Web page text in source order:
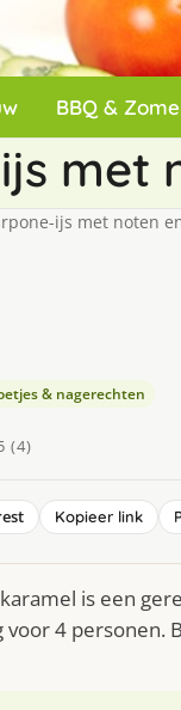
BBQ &
met
ijs met noten
& nagerechten
(4)
Kopieer link
is een
4 personen.